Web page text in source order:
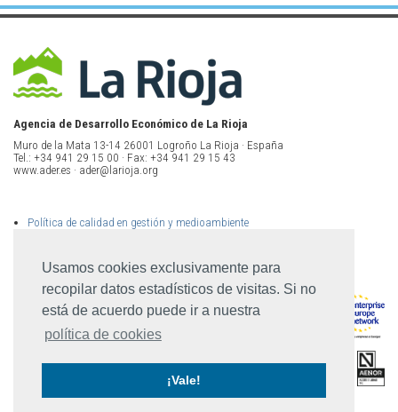
Usamos cookies exclusivamente para
recopilar datos estadísticos de visitas. Si no
está de acuerdo puede ir a nuestra
política de cookies
¡Vale!
Agencia de Desarrollo Económico de La Rioja
Muro de la Mata 13-14 26001 Logroño La Rioja · España
Tel.: +34 941 29 15 00 · Fax: +34 941 29 15 43
www.ader.es · ader@larioja.org
Política de calidad en gestión y medioambiente
Mapa del sitio